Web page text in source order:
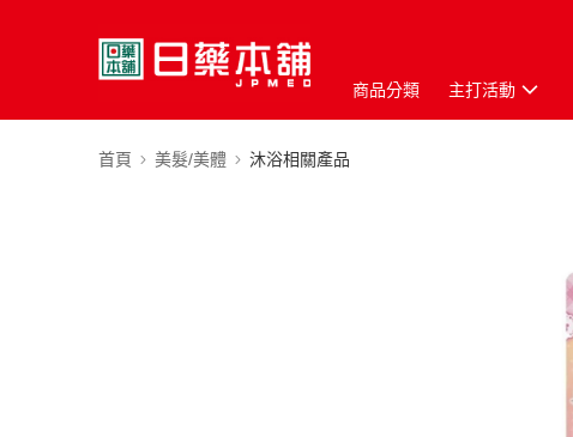
商品分類 主打活動
首頁 美髮/美體 沐浴相關產品